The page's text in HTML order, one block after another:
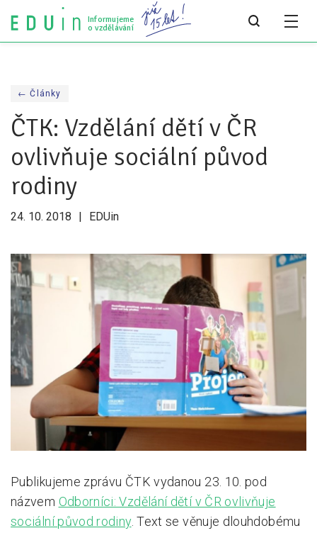
Informujeme
o vzdělávání
Všechny články
Všechny články
Týdeník bEDUin
Analýzy
Audit vzdělávacího systému
Pro média
Tiskové zprávy
Pro zřizovatele
Konference Lepší škola
Kápézetka - průvodce pro zřizovatele
Klub zřizovatelů
O nás
Partneři a dárci
← Články
ČTK: Vzdělání dětí v ČR
ovlivňuje sociální původ
rodiny
24. 10. 2018 EDUin
Publikujeme zprávu ČTK vydanou 23. 10. pod
názvem Odborníci: Vzdělání dětí v ČR ovlivňuje
sociální původ rodiny. Text se věnuje dlouhdobému